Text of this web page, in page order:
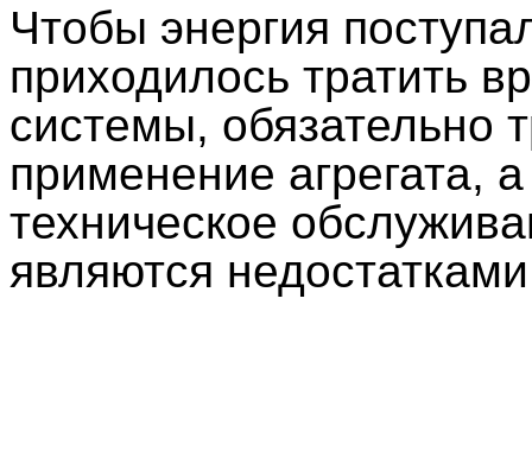
Чтобы энергия
приходилось тратить
системы, обязательно
применение агрегата,
техническое
являются